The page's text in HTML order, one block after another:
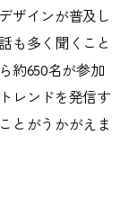
ザインが普及し
も多く聞くこと
約650名が参加
レンドを発信す
とがうかがえま